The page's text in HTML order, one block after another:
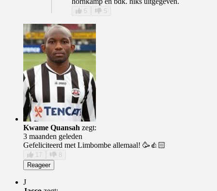
5 5
Kwame Quansah zegt:
3 maanden geleden
Gefeliciteerd met Limbombe allemaal! 🥳👍🏻
17
8
Reageer
J